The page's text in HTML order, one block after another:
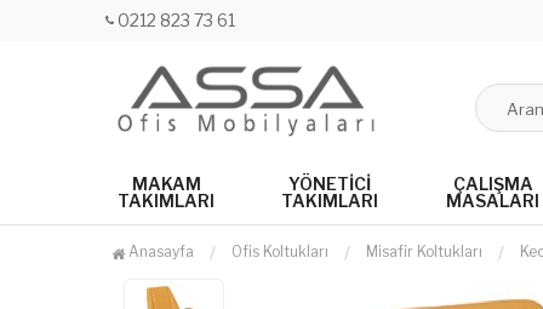
0212 823 73 61
MAKAM
TAKIMLARI
YÖNETICI
TAKIMLARI
ÇALIŞMA
MASALARI
Anasayfa Ofis Koltukları Misafir Koltukları